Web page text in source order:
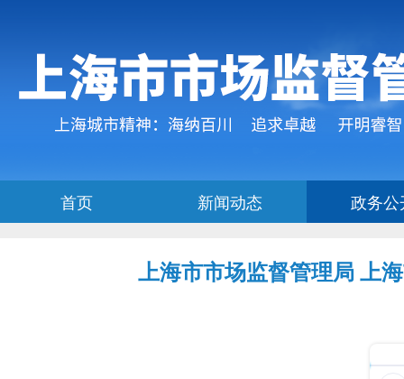
上海市市场监督管理局 上